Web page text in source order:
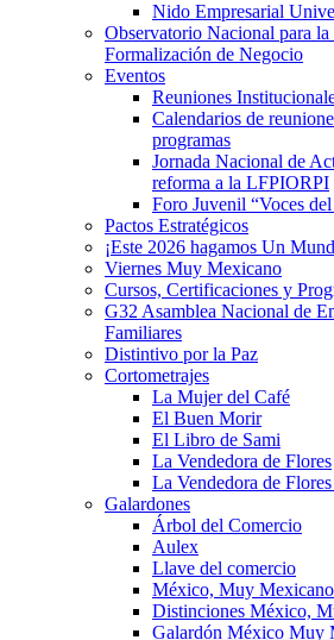
Nido Empresarial
Observatorio Nacional para
Formalización de Negocio
Eventos
Reuniones
Calendarios de
programas
Jornada Nacional de
reforma a la LFPIORPI
Foro Juvenil “Voces
Pactos Estratégicos
¡Este 2026 hagamos Un
Viernes Muy Mexicano
Cursos, Certificaciones y
G32 Asamblea Nacional de
Familiares
Distintivo por la Paz
Cortometrajes
La Mujer del Café
El Buen Morir
El Libro de Sami
La Vendedora de Flores
La Vendedora de
Galardones
Árbol del Comercio
Aulex
Llave del comercio
México, Muy Mexicano
Distinciones México,
Galardón México Muy